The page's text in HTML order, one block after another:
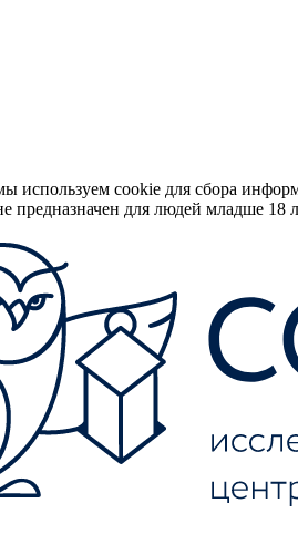
используем cookie для сбора
предназначен для людей младше 18